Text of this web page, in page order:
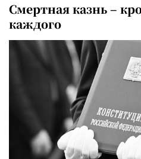
Смертная казнь –
каждого